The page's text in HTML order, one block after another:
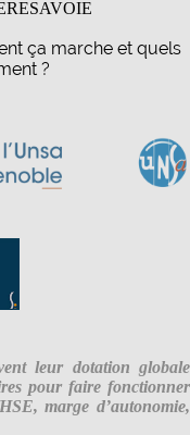
SAVOIE
ça marche et quels
?
leur dotation globale
pour faire fonctionner
marge d’autonomie,